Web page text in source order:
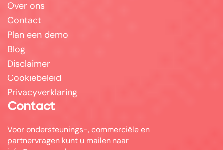
Over ons
Contact
Plan een demo
Blog
Disclaimer
Cookiebeleid
Privacyverklaring
Contact
Voor ondersteunings-, commerciële en
partnervragen kunt u mailen naar